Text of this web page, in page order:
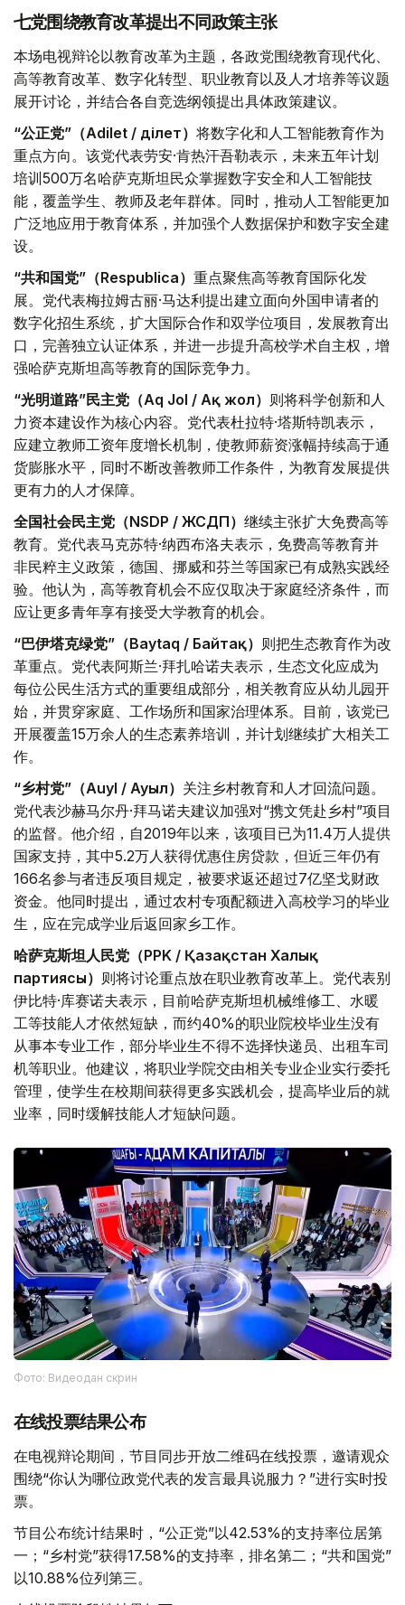
七党围绕教育改革提出不同政策主张
本场电视辩论以教育改革为主题，各政党围绕教育现代化、
高等教育改革、数字化转型、职业教育以及人才培养等议题
展开讨论，并结合各自竞选纲领提出具体政策建议。
“公正党”（Adilet / Әділет） 将数字化和人工智能教育作为
重点方向。该党代表劳安·肯热汗吾勒表示，未来五年计划
培训500万名哈萨克斯坦民众掌握数字安全和人工智能技
能，覆盖学生、教师及老年群体。同时，推动人工智能更加
广泛地应用于教育体系，并加强个人数据保护和数字安全建
设。
“共和国党”（Respublica） 重点聚焦高等教育国际化发
展。党代表梅拉姆古丽·马达利提出建立面向外国申请者的
数字化招生系统，扩大国际合作和双学位项目，发展教育出
口，完善独立认证体系，并进一步提升高校学术自主权，增
强哈萨克斯坦高等教育的国际竞争力。
“光明道路”民主党（Aq Jol / Ақ жол） 则将科学创新和人
力资本建设作为核心内容。党代表杜拉特·塔斯特凯表示，
应建立教师工资年度增长机制，使教师薪资涨幅持续高于通
货膨胀水平，同时不断改善教师工作条件，为教育发展提供
更有力的人才保障。
全国社会民主党（NSDP / ЖСДП） 继续主张扩大免费高等
教育。党代表马克苏特·纳西布洛夫表示，免费高等教育并
非民粹主义政策，德国、挪威和芬兰等国家已有成熟实践经
验。他认为，高等教育机会不应仅取决于家庭经济条件，而
应让更多青年享有接受大学教育的机会。
“巴伊塔克绿党”（Baytaq / Байтақ） 则把生态教育作为改
革重点。党代表阿斯兰·拜扎哈诺夫表示，生态文化应成为
每位公民生活方式的重要组成部分，相关教育应从幼儿园开
始，并贯穿家庭、工作场所和国家治理体系。目前，该党已
开展覆盖15万余人的生态素养培训，并计划继续扩大相关工
作。
“乡村党”（Auyl / Ауыл） 关注乡村教育和人才回流问题。
党代表沙赫马尔丹·拜马诺夫建议加强对“携文凭赴乡村”项目
的监督。他介绍，自2019年以来，该项目已为11.4万人提供
国家支持，其中5.2万人获得优惠住房贷款，但近三年仍有
166名参与者违反项目规定，被要求返还超过7亿坚戈财政
资金。他同时提出，通过农村专项配额进入高校学习的毕业
生，应在完成学业后返回家乡工作。
哈萨克斯坦人民党（PPK / Қазақстан Халық
партиясы） 则将讨论重点放在职业教育改革上。党代表别
伊比特·库赛诺夫表示，目前哈萨克斯坦机械维修工、水暖
工等技能人才依然短缺，而约40%的职业院校毕业生没有
从事本专业工作，部分毕业生不得不选择快递员、出租车司
机等职业。他建议，将职业学院交由相关专业企业实行委托
管理，使学生在校期间获得更多实践机会，提高毕业后的就
业率，同时缓解技能人才短缺问题。
Фото: Видеодан скрин
在线投票结果公布
在电视辩论期间，节目同步开放二维码在线投票，邀请观众
围绕“你认为哪位政党代表的发言最具说服力？”进行实时投
票。
节目公布统计结果时，“公正党”以42.53%的支持率位居第
一；“乡村党”获得17.58%的支持率，排名第二；“共和国党”
以10.88%位列第三。